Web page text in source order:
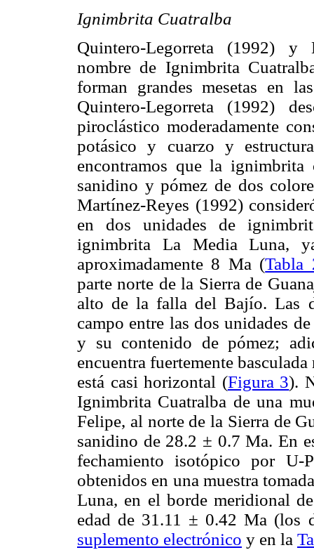
Ignimbrita Cuatralba
Quintero-Legorreta (1992) y
nombre de Ignimbrita
forman grandes mesetas en
Quintero-Legorreta (1992)
piroclástico moderadamente
potásico y cuarzo y
encontramos que la
sanidino y pómez de dos
Martínez-Reyes (1992)
en dos unidades de
ignimbrita La Media Luna,
aproximadamente 8 Ma (Tabla
parte norte de la Sierra de
alto de la falla del Bajío. Las
campo entre las dos unidades
y su contenido de pómez;
encuentra fuertemente
está casi horizontal (Figura 3).
Ignimbrita Cuatralba de una
Felipe, al norte de la Sierra de
sanidino de 28.2 ± 0.7 Ma. En
fechamiento isotópico por U-
obtenidos en una muestra
Luna, en el borde meridional
edad de 31.11 ± 0.42 Ma (los
suplemento electrónico y en la